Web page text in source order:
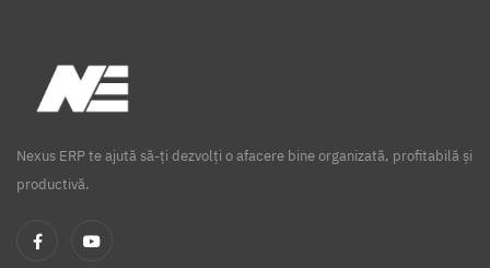
Nexus ERP te ajută să-ți dezvolți o afacere bine organizată, profitabilă și
productivă.